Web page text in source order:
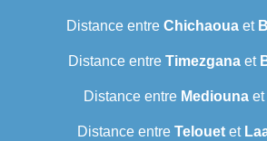
Distance entre Chichaoua et
Distance entre Timezganaet
Distance entre Mediounaet
Distance entre Telouetet